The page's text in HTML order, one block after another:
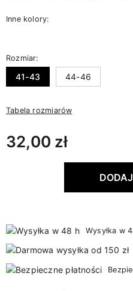
Inne kolory:
Rozmiar:
41-43 44-46
Tabela rozmiarów
32,00 zł
Wysyłka w